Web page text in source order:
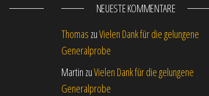
NEUESTE KOMMENTARE
Thomas zuVielen Dank für die gelungene
Generalprobe
Martin zuVielen Dank für die gelungene
Generalprobe